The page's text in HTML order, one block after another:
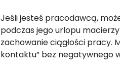
Jeśli jesteś pracodawcą,
podczas jego urlopu
zachowanie ciągłości pracy.
kontaktu” bez negatywnego